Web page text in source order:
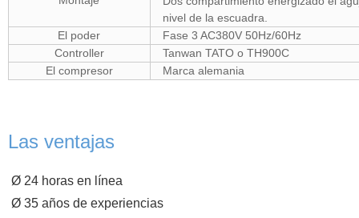
nivel de la escuadra.
El poder
Fase 3 AC380V 50Hz/60Hz
Controller
Tanwan TATO o TH900C
El compresor
Marca alemania
Las ventajas
Ø 24 horas en línea
Ø 35 años de experiencias